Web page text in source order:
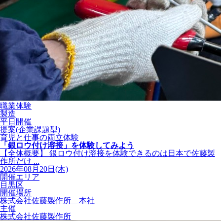
職業体験
製造
平日開催
提案(企業課題型)
育児と仕事の両立体験
「銀ロウ付け溶接」を体験してみよう
【全体概要】 銀ロウ付け溶接を体験できるのは日本で佐藤製
作所だけ ...
2026年08月20日(木)
開催エリア
目黒区
開催場所
株式会社佐藤製作所 本社
主催
株式会社佐藤製作所